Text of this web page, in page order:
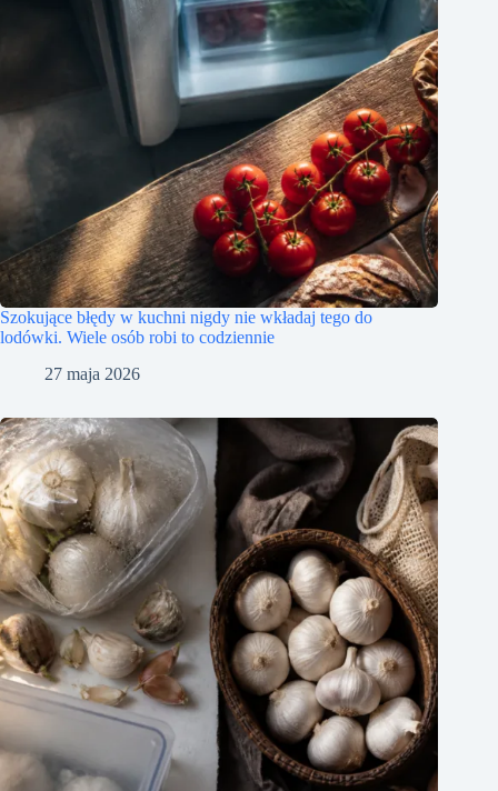
Szokujące błędy w kuchni nigdy nie wkładaj tego do
lodówki. Wiele osób robi to codziennie
27 maja 2026